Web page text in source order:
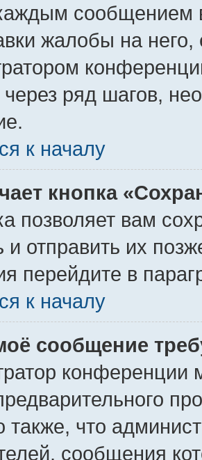
сообщением
жалобы на
через ряд шагов,
к началу
кнопка
позволяет вам
и отправить их
перейдите в
к началу
сообщение
конференции
что
сообщения